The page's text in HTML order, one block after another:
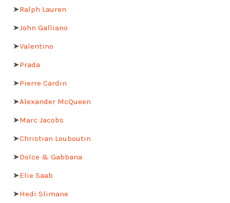
➤Ralph Lauren
➤John Galliano
➤Valentino
➤Prada
➤Pierre Cardin
➤Alexander McQueen
➤Marc Jacobs
➤Christian Louboutin
➤Dolce & Gabbana
➤Elie Saab
➤Hedi Slimane